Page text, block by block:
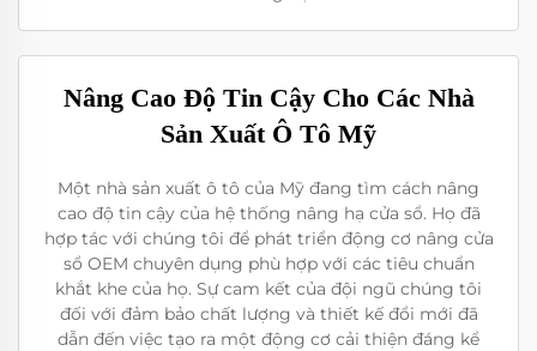
Nâng Cao Độ Tin Cậy Cho Các Nhà
Sản Xuất Ô Tô Mỹ
Một nhà sản xuất ô tô của Mỹ đang tìm cách nâng
cao độ tin cậy của hệ thống nâng hạ cửa sổ. Họ đã
hợp tác với chúng tôi để phát triển động cơ nâng cửa
sổ OEM chuyên dụng phù hợp với các tiêu chuẩn
khắt khe của họ. Sự cam kết của đội ngũ chúng tôi
đối với đảm bảo chất lượng và thiết kế đổi mới đã
dẫn đến việc tạo ra một động cơ cải thiện đáng kể